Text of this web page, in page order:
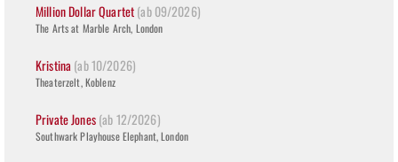
Million Dollar Quartet(ab 09/2026)
The Arts at Marble Arch, London
Kristina (ab 10/2026)
Theaterzelt, Koblenz
Private Jones(ab 12/2026)
Southwark Playhouse Elephant, London